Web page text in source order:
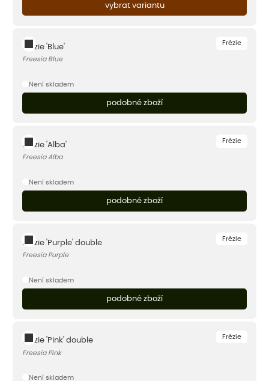
vybrat variantu
Frézie
Frézie 'Blue'
Freesia Blue
Není skladem
podobné zboží
Frézie
Frézie 'Alba'
Freesia Alba
Není skladem
podobné zboží
Frézie
Frézie 'Purple' double
Freesia Purple
Není skladem
podobné zboží
Frézie
Frézie 'Pink' double
Freesia Pink
Není skladem